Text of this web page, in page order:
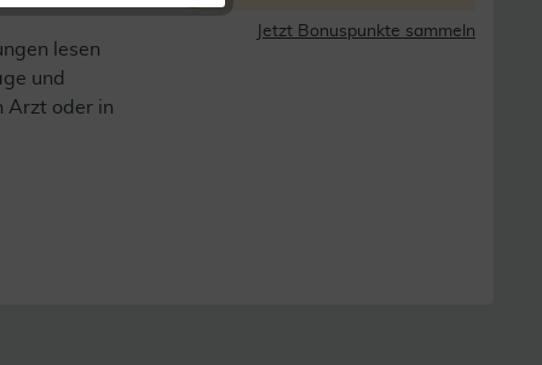
Jetzt Bonuspunkte sammeln
lesen
und
Arzt oder in